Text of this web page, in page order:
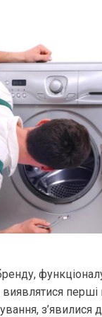
функціоналу
з’явилися